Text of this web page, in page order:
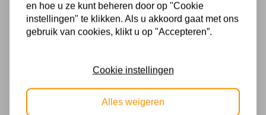
Dimbaar
Ja, in combinatie met een externe dimmer
en hoe u ze kunt beheren door op "Cookie
instellingen" te klikken. Als u akkoord gaat met ons
gebruik van cookies, klikt u op "Accepteren”.
Cookie instellingen
Alles weigeren